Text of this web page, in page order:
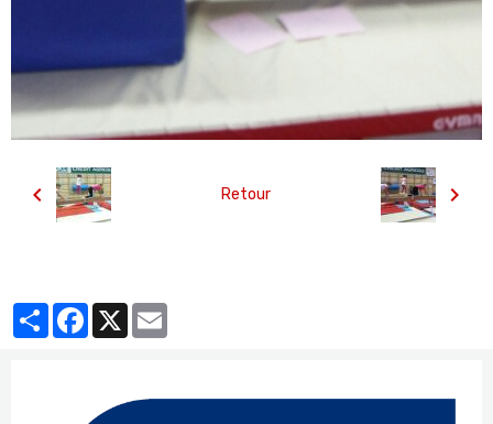
Retour
PartagerFacebook
X